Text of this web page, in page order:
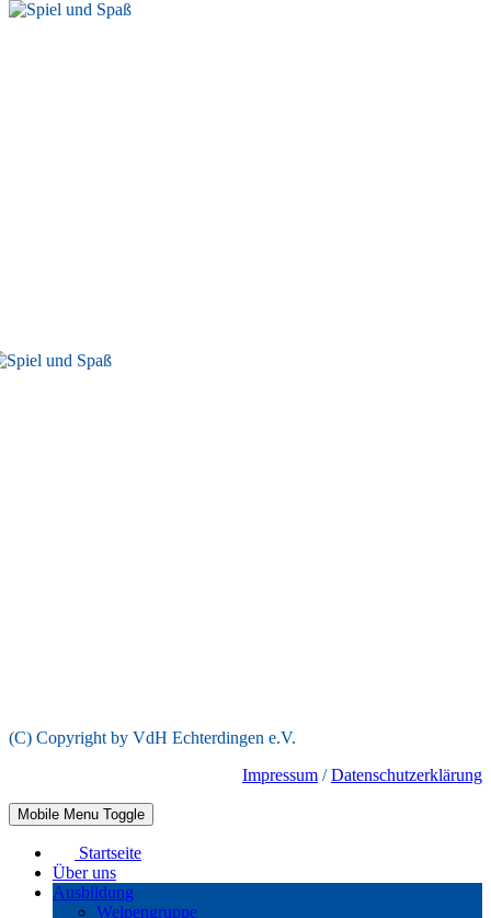
(C) Copyright by VdH Echterdingen e.V.
Impressum /Datenschutzerklärung
Mobile Menu Toggle
Startseite
Über uns
Ausbildung
Welpengruppe